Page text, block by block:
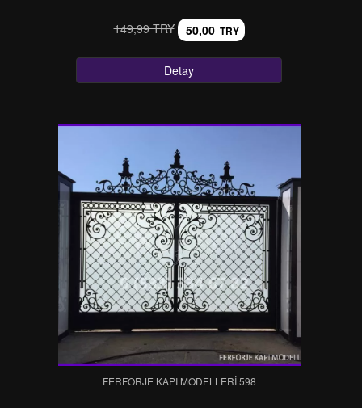
149,99 TRY 50,00 TRY
Detay
FERFORJE KAPI MODELLERI 598